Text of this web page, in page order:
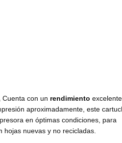
Cuenta con un rendimiento
aproximadamente, este
en óptimas condiciones, para
hojas nuevas y no recicladas.